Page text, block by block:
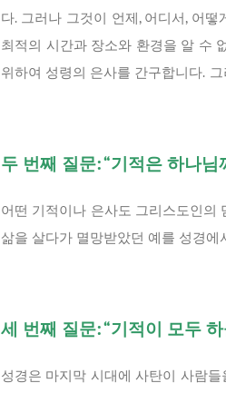
다. 그러나 그것이 언제, 어디서, 어
최적의 시간과 장소와 환경을 알 수
위하여 성령의 은사를 간구합니다.
두 번째 질문: “기적은 하나
어떤 기적이나 은사도 그리스도인의
삶을 살다가 멸망받았던 예를 성경
세 번째 질문: “기적이 모두
성경은 마지막 시대에 사탄이 사람